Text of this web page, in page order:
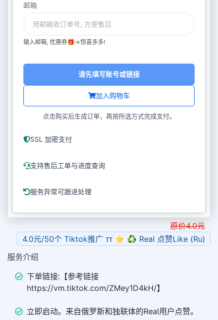
邮箱
输入邮箱, 优惠券🎁->惊喜多多!
加入购物车
请先填写账号或链接
点击购买后生成订单，再按所选方式完成支付。
SSL 加密支付
支持售后工单与进度查询
服务异常可跟进处理
原价4.0元
4.0元/50个 Tiktok推广 ᴛᴛ ⭐ ♻ Real 点赞Like (Ru)
服务介绍
下单链接:【参考链接
https://vm.tiktok.com/ZMey1D4kH/】
立即启动。来自俄罗斯和独联体的Real用户点赞。